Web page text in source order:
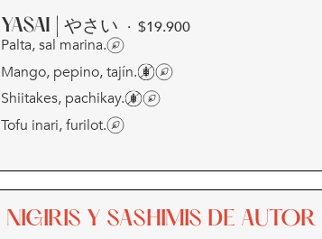
YASAI | やさい · $19.900
Palta, sal marina.
Mango, pepino, tajín.
Shiitakes, pachikay.
Tofu inari, furilot.
NIGIRIS Y SASHIMIS DE AUTOR